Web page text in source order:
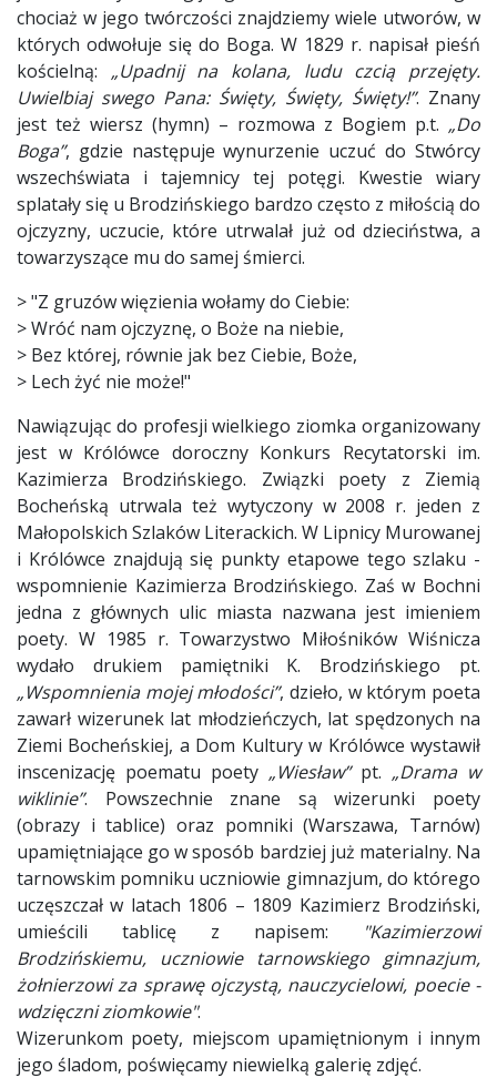
chociaż w jego twórczości znajdziemy wiele utworów, w
których odwołuje się do Boga. W 1829 r. napisał pieśń
kościelną: „Upadnij na kolana, ludu czcią przejęty.
Uwielbiaj swego Pana: Święty, Święty, Święty!”. Znany
jest też wiersz (hymn) – rozmowa z Bogiem p.t. „Do
Boga”, gdzie następuje wynurzenie uczuć do Stwórcy
wszechświata i tajemnicy tej potęgi. Kwestie wiary
splatały się u Brodzińskiego bardzo często z miłością do
ojczyzny, uczucie, które utrwalał już od dzieciństwa, a
towarzyszące mu do samej śmierci.
> "Z gruzów więzienia wołamy do Ciebie:
> Wróć nam ojczyznę, o Boże na niebie,
> Bez której, równie jak bez Ciebie, Boże,
> Lech żyć nie może!"
Nawiązując do profesji wielkiego ziomka organizowany
jest w Królówce doroczny Konkurs Recytatorski im.
Kazimierza Brodzińskiego. Związki poety z Ziemią
Bocheńską utrwala też wytyczony w 2008 r. jeden z
Małopolskich Szlaków Literackich. W Lipnicy Murowanej
i Królówce znajdują się punkty etapowe tego szlaku -
wspomnienie Kazimierza Brodzińskiego. Zaś w Bochni
jedna z głównych ulic miasta nazwana jest imieniem
poety. W 1985 r. Towarzystwo Miłośników Wiśnicza
wydało drukiem pamiętniki K. Brodzińskiego pt.
„Wspomnienia mojej młodości”, dzieło, w którym poeta
zawarł wizerunek lat młodzieńczych, lat spędzonych na
Ziemi Bocheńskiej, a Dom Kultury w Królówce wystawił
inscenizację poematu poety „Wiesław”pt. „Drama w
wiklinie”. Powszechnie znane są wizerunki poety
(obrazy i tablice) oraz pomniki (Warszawa, Tarnów)
upamiętniające go w sposób bardziej już materialny. Na
tarnowskim pomniku uczniowie gimnazjum, do którego
uczęszczał w latach 1806 – 1809 Kazimierz Brodziński,
umieścili tablicę z napisem:
"Kazimierzowi
Brodzińskiemu, uczniowie tarnowskiego gimnazjum,
żołnierzowi za sprawę ojczystą, nauczycielowi, poecie -
wdzięczni ziomkowie".
Wizerunkom poety, miejscom upamiętnionym i innym
jego śladom, poświęcamy niewielką galerię zdjęć.